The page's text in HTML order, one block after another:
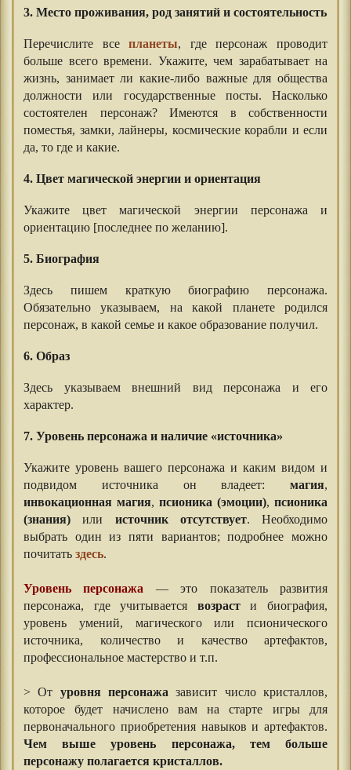
3. Место проживания, род занятий и состоятельность
Перечислите всепланеты, где персонаж проводит
больше всего времени. Укажите, чем зарабатывает на
жизнь, занимает ли какие-либо важные для общества
должности или государственные посты. Насколько
состоятелен персонаж? Имеются в собственности
поместья, замки, лайнеры, космические корабли и если
да, то где и какие.
4. Цвет магической энергии и ориентация
Укажите цвет магической энергии персонажа и
ориентацию [последнее по желанию].
5. Биография
Здесь пишем краткую биографию персонажа.
Обязательно указываем, на какой планете родился
персонаж, в какой семье и какое образование получил.
6. Образ
Здесь указываем внешний вид персонажа и его
характер.
7. Уровень персонажа и наличие «источника»
Укажите уровень вашего персонажа и каким видом и
подвидом источника он владеет: магия,
инвокационная магия, псионика (эмоции), псионика
(знания) или источник отсутствует. Необходимо
выбрать один из пяти вариантов; подробнее можно
почитать здесь.
Уровень персонажа — это показатель развития
персонажа, где учитывается возрасти биография,
уровень умений, магического или псионического
источника, количество и качество артефактов,
профессиональное мастерство и т.п.
> От уровня персонажа зависит число кристаллов,
которое будет начислено вам на старте игры для
первоначального приобретения навыков и артефактов.
Чем выше уровень персонажа, тем больше
персонажу полагается кристаллов.